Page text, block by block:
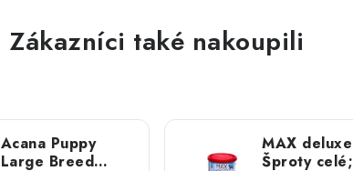
Zákazníci také nakoupili
Acana Puppy
Large Breed
MAX deluxe
Šproty celé; 400